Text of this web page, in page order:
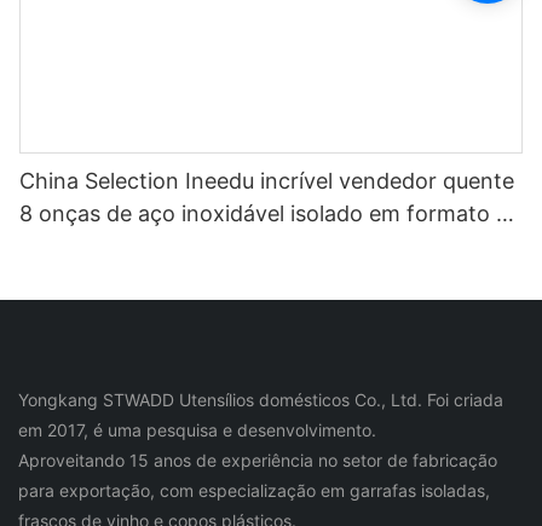
China Selection Ineedu incrível vendedor quente
8 onças de aço inoxidável isolado em formato de
Yongkang STWADD Utensílios domésticos Co., Ltd. Foi criada
em 2017, é uma pesquisa e desenvolvimento.
Aproveitando 15 anos de experiência no setor de fabricação
para exportação, com especialização em garrafas isoladas,
frascos de vinho e copos plásticos.